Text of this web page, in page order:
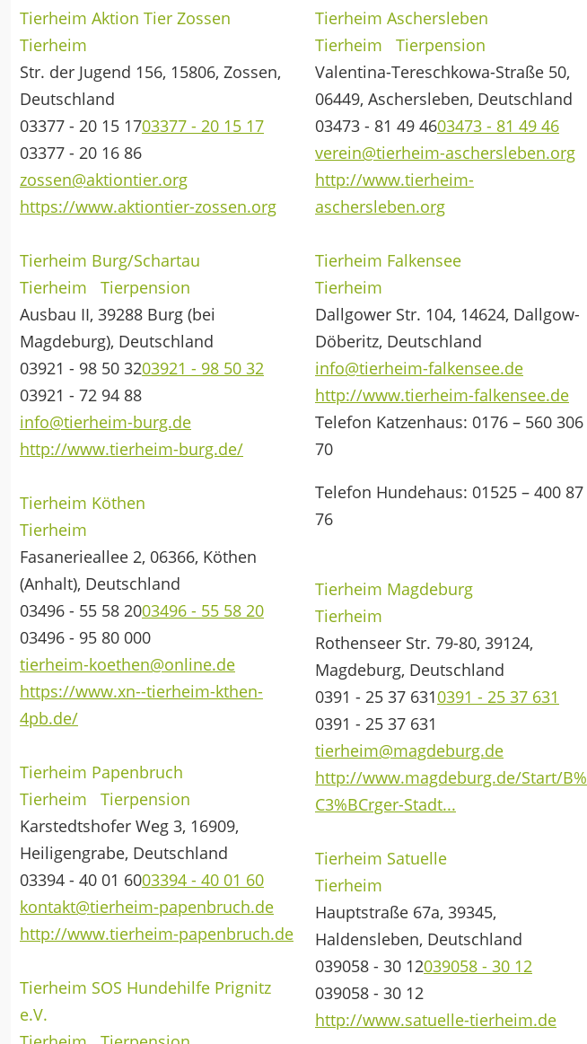
Tierheim Aktion Tier Zossen
Tierheim
Str. der Jugend 156, 15806, Zossen,
Deutschland
03377 - 20 15 1703377 - 20 15 17
03377 - 20 16 86
zossen@aktiontier.org
https://www.aktiontier-zossen.org
Tierheim Aschersleben
Tierheim
Tierpension
Valentina-Tereschkowa-Straße 50,
06449, Aschersleben, Deutschland
03473 - 81 49 4603473 - 81 49 46
verein@tierheim-aschersleben.org
http://www.tierheim-
aschersleben.org
Tierheim Burg/Schartau
Tierheim
Tierpension
Ausbau II, 39288 Burg (bei
Magdeburg), Deutschland
03921 - 98 50 3203921 - 98 50 32
03921 - 72 94 88
info@tierheim-burg.de
http://www.tierheim-burg.de/
Tierheim Falkensee
Tierheim
Dallgower Str. 104, 14624, Dallgow-
Döberitz, Deutschland
info@tierheim-falkensee.de
http://www.tierheim-falkensee.de
Telefon Katzenhaus: 0176 – 560 306
70
Telefon Hundehaus: 01525 – 400 87
76
Tierheim Köthen
Tierheim
Fasanerieallee 2, 06366, Köthen
(Anhalt), Deutschland
03496 - 55 58 2003496 - 55 58 20
03496 - 95 80 000
tierheim-koethen@online.de
https://www.xn--tierheim-kthen-
4pb.de/
Tierheim Magdeburg
Tierheim
Rothenseer Str. 79-80, 39124,
Magdeburg, Deutschland
0391 - 25 37 6310391 - 25 37 631
0391 - 25 37 631
tierheim@magdeburg.de
http://www.magdeburg.de/Start/B%
C3%BCrger-Stadt...
Tierheim Papenbruch
Tierheim
Tierpension
Karstedtshofer Weg 3, 16909,
Heiligengrabe, Deutschland
03394 - 40 01 6003394 - 40 01 60
kontakt@tierheim-papenbruch.de
http://www.tierheim-papenbruch.de
Tierheim Satuelle
Tierheim
Hauptstraße 67a, 39345,
Haldensleben, Deutschland
039058 - 30 12039058 - 30 12
039058 - 30 12
http://www.satuelle-tierheim.de
Tierheim SOS Hundehilfe Prignitz
e.V.